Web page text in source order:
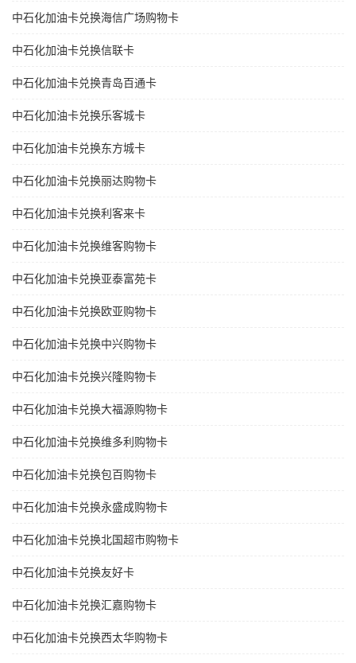
中石化加油卡兑换海信广场购物卡
中石化加油卡兑换信联卡
中石化加油卡兑换青岛百通卡
中石化加油卡兑换乐客城卡
中石化加油卡兑换东方城卡
中石化加油卡兑换丽达购物卡
中石化加油卡兑换利客来卡
中石化加油卡兑换维客购物卡
中石化加油卡兑换亚泰富苑卡
中石化加油卡兑换欧亚购物卡
中石化加油卡兑换中兴购物卡
中石化加油卡兑换兴隆购物卡
中石化加油卡兑换大福源购物卡
中石化加油卡兑换维多利购物卡
中石化加油卡兑换包百购物卡
中石化加油卡兑换永盛成购物卡
中石化加油卡兑换北国超市购物卡
中石化加油卡兑换友好卡
中石化加油卡兑换汇嘉购物卡
中石化加油卡兑换西太华购物卡